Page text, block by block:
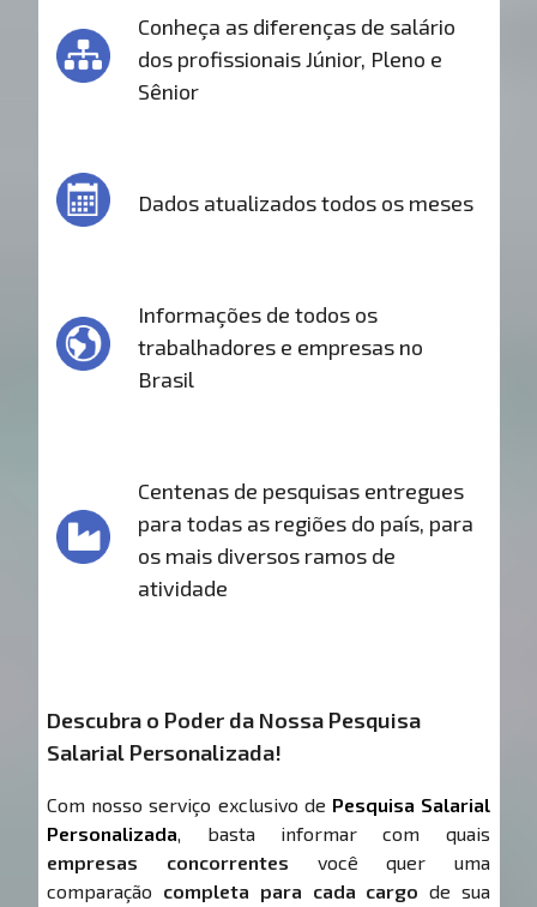
Conheça as diferenças de salário
dos profissionais Júnior, Pleno e
Sênior
Dados atualizados todos os meses
Informações de todos os
trabalhadores e empresas no
Brasil
Centenas de pesquisas entregues
para todas as regiões do país, para
os mais diversos ramos de
atividade
Descubra o Poder da Nossa Pesquisa
Salarial Personalizada!
Com nosso serviço exclusivo de Pesquisa Salarial
Personalizada, basta informar com quais
empresas concorrentes você quer uma
comparação completa para cada cargo de sua